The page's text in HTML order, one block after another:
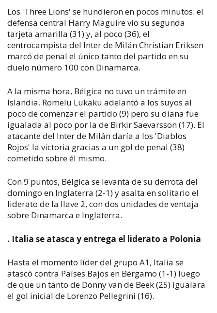
Los 'Three Lions' se hundieron en pocos minutos: el
defensa central Harry Maguire vio su segunda
tarjeta amarilla (31) y, al poco (36), el
centrocampista del Inter de Milán Christian Eriksen
marcó de penal el único tanto del partido en su
duelo número 100 con Dinamarca.
A la misma hora, Bélgica no tuvo un trámite en
Islandia. Romelu Lukaku adelantó a los suyos al
poco de comenzar el partido (9) pero su diana fue
igualada al poco por la de Birkir Saevarsson (17). El
atacante del Inter de Milán daría a los 'Diablos
Rojos' la victoria gracias a un gol de penal (38)
cometido sobre él mismo.
Con 9 puntos, Bélgica se levanta de su derrota del
domingo en Inglaterra (2-1) y asalta en solitario el
liderato de la llave 2, con dos unidades de ventaja
sobre Dinamarca e Inglaterra.
. Italia se atasca y entrega el liderato a Polonia
Hasta el momento líder del grupo A1, Italia se
atascó contra Países Bajos en Bérgamo (1-1) luego
de que un tanto de Donny van de Beek (25) igualara
el gol inicial de Lorenzo Pellegrini (16).